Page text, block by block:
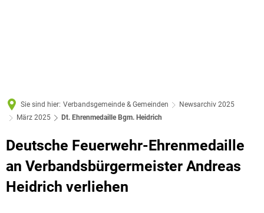
Sie sind hier: Verbandsgemeinde & Gemeinden
Newsarchiv 2025
März 2025
Dt. Ehrenmedaille Bgm. Heidrich
Deutsche Feuerwehr-Ehrenmedaille
an Verbandsbürgermeister Andreas
Heidrich verliehen